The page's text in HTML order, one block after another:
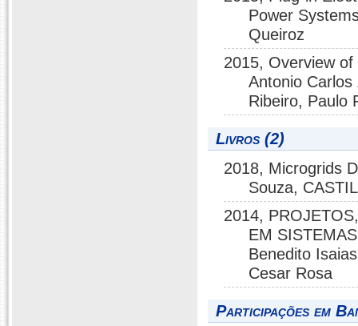
Power
Queiroz
2015, Overview
Antonio
Ribeiro, Paulo
Livros (2)
2018, Microgrids
Souza,
2014,
EM
Benedito
Cesar Rosa
Participações em